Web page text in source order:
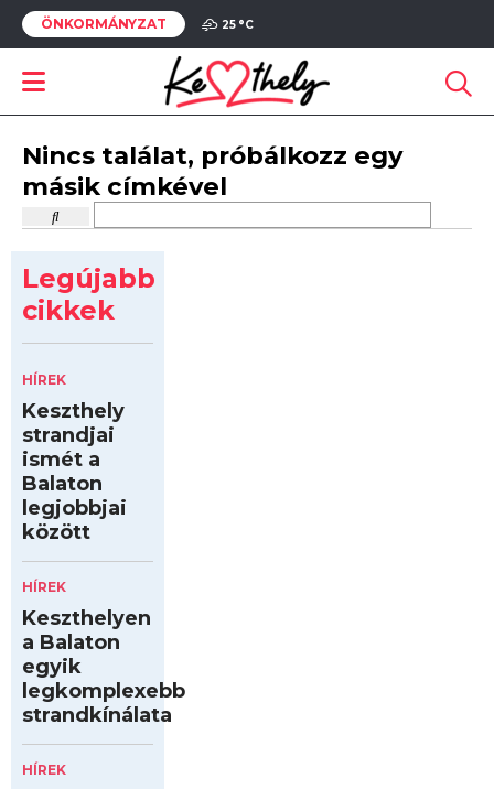
ÖNKORMÁNYZAT 25 °C
Nincs találat, próbálkozz egy
másik címkével
Legújabb
cikkek
HÍREK
Keszthely
strandjai
ismét a
Balaton
legjobbjai
között
HÍREK
Keszthelyen
a Balaton
egyik
legkomplexebb
strandkínálata
HÍREK